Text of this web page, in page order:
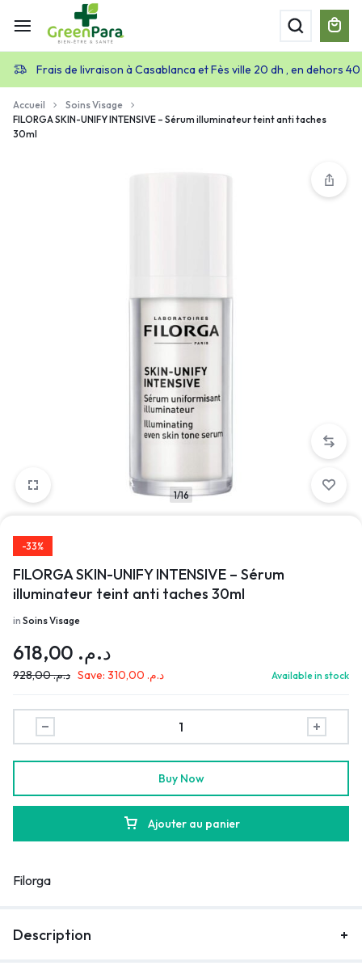
Frais de livraison à Casablanca et Fès ville 20 dh , en dehors
Accueil
Soins Visage
FILORGA SKIN-UNIFY INTENSIVE – Sérum illuminateur teint anti taches
30ml
1/16
-33%
FILORGA SKIN-UNIFY INTENSIVE – Sérum
illuminateur teint anti taches 30ml
in Soins Visage
د.م.
د.م.928,00 Save: د.م. Available in stock
Ajouter au panier
Buy Now
Filorga
Description